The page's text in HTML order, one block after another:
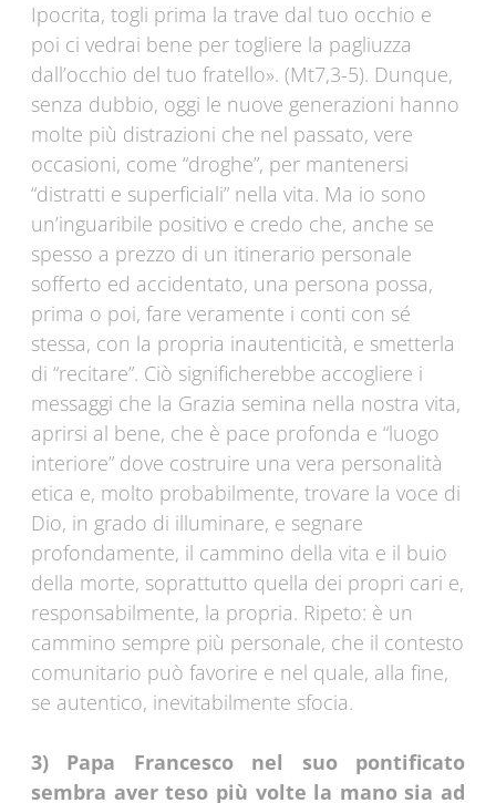
Ipocrita, togli prima la trave dal tuo occhio e
poi ci vedrai bene per togliere la pagliuzza
dall’occhio del tuo fratello». (Mt7,3-5). Dunque,
senza dubbio, oggi le nuove generazioni hanno
molte più distrazioni che nel passato, vere
occasioni, come “droghe”, per mantenersi
“distratti e superficiali” nella vita. Ma io sono
un’inguaribile positivo e credo che, anche se
spesso a prezzo di un itinerario personale
sofferto ed accidentato, una persona possa,
prima o poi, fare veramente i conti con sé
stessa, con la propria inautenticità, e smetterla
di “recitare”. Ciò significherebbe accogliere i
messaggi che la Grazia semina nella nostra vita,
aprirsi al bene, che è pace profonda e “luogo
interiore” dove costruire una vera personalità
etica e, molto probabilmente, trovare la voce di
Dio, in grado di illuminare, e segnare
profondamente, il cammino della vita e il buio
della morte, soprattutto quella dei propri cari e,
responsabilmente, la propria. Ripeto: è un
cammino sempre più personale, che il contesto
comunitario può favorire e nel quale, alla fine,
se autentico, inevitabilmente sfocia.
3) Papa Francesco nel suo pontificato
sembra aver teso più volte la mano sia ad